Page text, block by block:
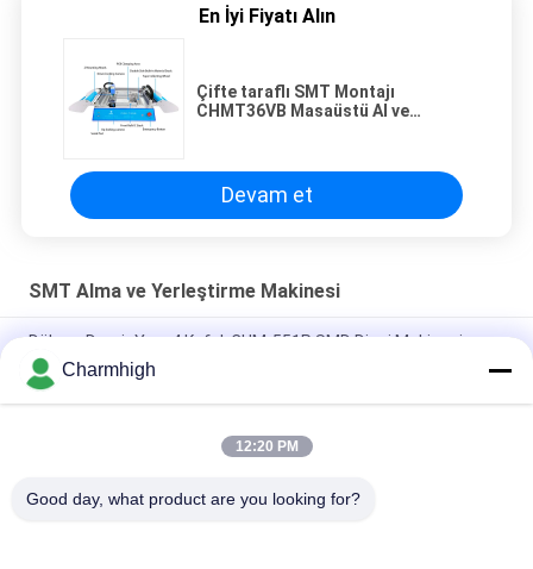
En İyi Fiyatı Alın
Çifte taraflı SMT Montajı
CHMT36VB Masaüstü Al ve
Devam et
SMT Alma ve Yerleştirme Makinesi
Dökme Demir Yapı 4 Kafalı CHM-551P SMD Dizgi Makinesi
Dar Tasarımlı Yüksek Hassasiyetli TC06 Modülü SMT Dizgi
Makinesi 6 Kafa 01005'i Destekler
Charmhigh TM08 PCBA Üretim SMT Çip Monter Yerleştirme
Charmhigh
12:20 PM
Good day, what product are you looking for?